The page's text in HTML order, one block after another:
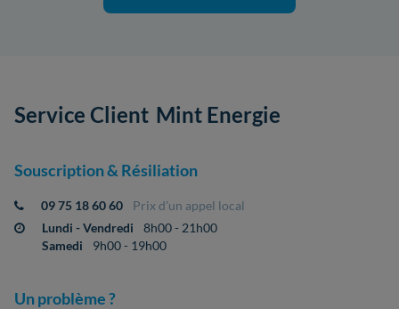
Mint Energie
Service Client
Souscription & Résiliation
09 75 18 60 60
Prix d'un appel local
Lundi - Vendredi
8h00 - 21h00
Samedi
9h00 - 19h00
Un problème ?